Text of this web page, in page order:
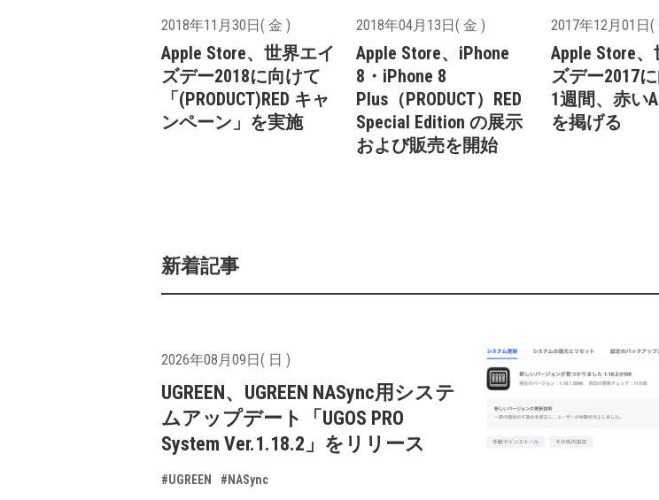
2018年11月30日( 金 )
Apple Store、世界エイ
ズデー2018に向けて
「(PRODUCT)RED キャ
ンペーン」を実施
2018年04月13日( 金 )
Apple Store、iPhone
8・iPhone 8
Plus（PRODUCT）RED
Special Edition の展示
および販売を開始
2017年12月01日(
Apple Store
ズデー2017に
1週間、赤い
を掲げる
新着記事
2026年08月09日( 日 )
UGREEN、UGREEN NASync用システ
ムアップデート「UGOS PRO
System Ver.1.18.2」をリリース
#UGREEN #NASync